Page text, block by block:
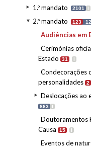
1.º mandato 2101 I
2.º mandato 123
Audiências em
Cerimónias
Estado
31 I
Condecorações
personalidades 2
Deslocações ao
863 I
Doutoramentos
Causa
15 I
Eventos de